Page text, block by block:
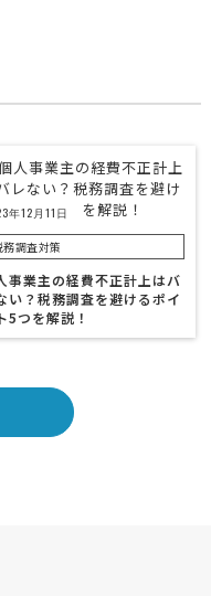
年12月11日
務調査対策
事業主の経費不正計上はバ
い？税務調査を避けるポイ
5つを解説！